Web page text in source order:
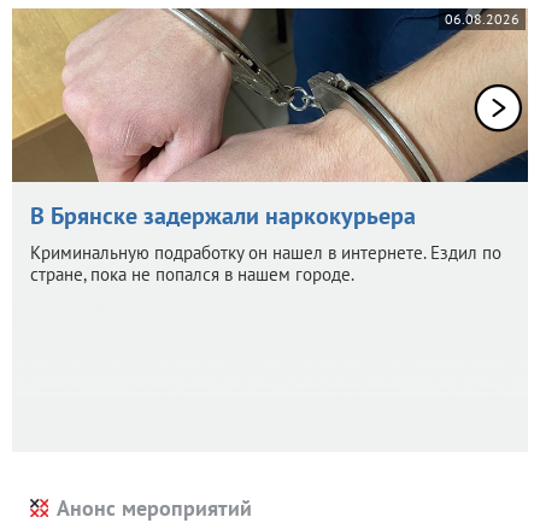
06.08.2026
В Брянске задержали наркокурьера
Криминальную подработку он нашел в интернете. Ездил по
стране, пока не попался в нашем городе.
Анонс мероприятий